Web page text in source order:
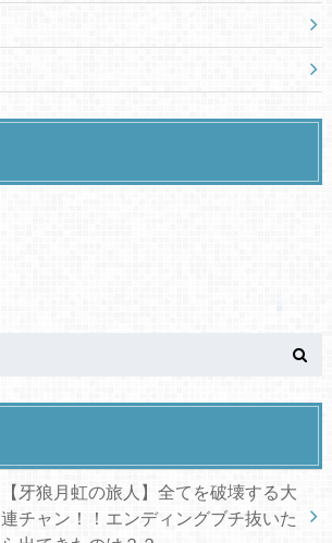
【牙狼月虹の旅人】全てを破壊する大
連チャン！！エンディングブチ抜いた